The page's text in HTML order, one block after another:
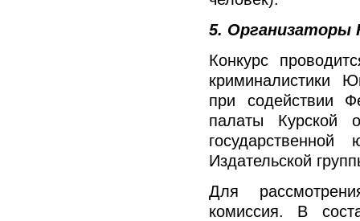
5. Организаторы
Конкурс
криминалистики
при содействии
палаты Курской
Издательской
Для
комиссия. В